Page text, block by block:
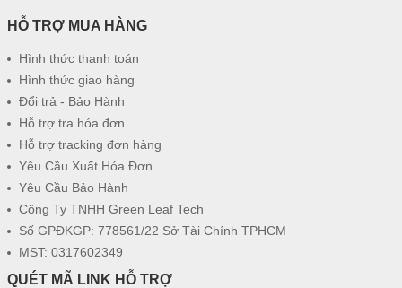
HỖ TRỢ MUA HÀNG
Hình thức thanh toán
Hình thức giao hàng
Đổi trả - Bảo Hành
Hỗ trợ tra hóa đơn
Hỗ trợ tracking đơn hàng
Yêu Cầu Xuất Hóa Đơn
Yêu Cầu Bảo Hành
Công Ty TNHH Green Leaf Tech
Số GPĐKGP: 778561/22 Sở Tài Chính TPHCM
MST: 0317602349
QUÉT MÃ LINK HỖ TRỢ